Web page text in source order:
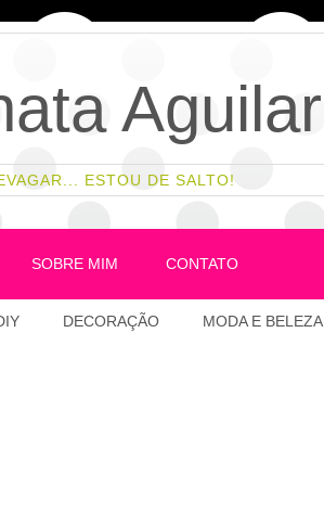
Aguilar
ESTOU DE SALTO!
SOBRE MIM CONTATO
DECORAÇÃO MODA E BELEZA